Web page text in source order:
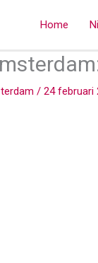
Home
/ 24 februari